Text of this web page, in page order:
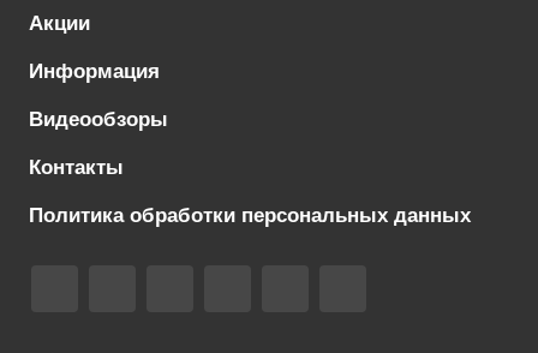
Акции
Информация
Видеообзоры
Контакты
Политика обработки персональных данных